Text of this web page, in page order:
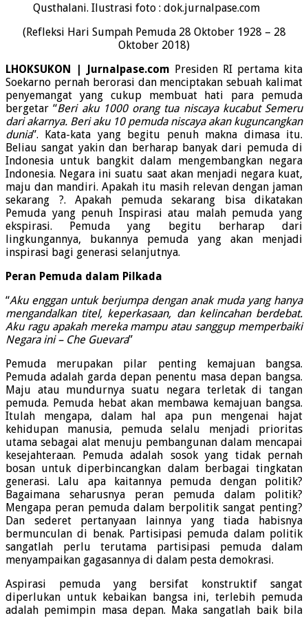
Qusthalani. Ilustrasi foto : dok.jurnalpase.com
(Refleksi Hari Sumpah Pemuda 28 Oktober 1928 – 28
Oktober 2018)
LHOKSUKON | Jurnalpase.com Presiden RI pertama kita
Soekarno pernah berorasi dan menciptakan sebuah kalimat
penyemangat yang cukup membuat hati para pemuda
bergetar “Beri aku 1000 orang tua niscaya kucabut Semeru
dari akarnya. Beri aku 10 pemuda niscaya akan kuguncangkan
dunia”. Kata-kata yang begitu penuh makna dimasa itu.
Beliau sangat yakin dan berharap banyak dari pemuda di
Indonesia untuk bangkit dalam mengembangkan negara
Indonesia. Negara ini suatu saat akan menjadi negara kuat,
maju dan mandiri. Apakah itu masih relevan dengan jaman
sekarang ?. Apakah pemuda sekarang bisa dikatakan
Pemuda yang penuh Inspirasi atau malah pemuda yang
ekspirasi. Pemuda yang begitu berharap dari
lingkungannya, bukannya pemuda yang akan menjadi
inspirasi bagi generasi selanjutnya.
Peran Pemuda dalam Pilkada
“Aku enggan untuk berjumpa dengan anak muda yang hanya
mengandalkan titel, keperkasaan, dan kelincahan berdebat.
Aku ragu apakah mereka mampu atau sanggup memperbaiki
Negara ini – Che Guevara”
Pemuda merupakan pilar penting kemajuan bangsa.
Pemuda adalah garda depan penentu masa depan bangsa.
Maju atau mundurnya suatu negara terletak di tangan
pemuda. Pemuda hebat akan membawa kemajuan bangsa.
Itulah mengapa, dalam hal apa pun mengenai hajat
kehidupan manusia, pemuda selalu menjadi prioritas
utama sebagai alat menuju pembangunan dalam mencapai
kesejahteraan. Pemuda adalah sosok yang tidak pernah
bosan untuk diperbincangkan dalam berbagai tingkatan
generasi. Lalu apa kaitannya pemuda dengan politik?
Bagaimana seharusnya peran pemuda dalam politik?
Mengapa peran pemuda dalam berpolitik sangat penting?
Dan sederet pertanyaan lainnya yang tiada habisnya
bermunculan di benak. Partisipasi pemuda dalam politik
sangatlah perlu terutama partisipasi pemuda dalam
menyampaikan gagasannya di dalam pesta demokrasi.
Aspirasi pemuda yang bersifat konstruktif sangat
diperlukan untuk kebaikan bangsa ini, terlebih pemuda
adalah pemimpin masa depan. Maka sangatlah baik bila